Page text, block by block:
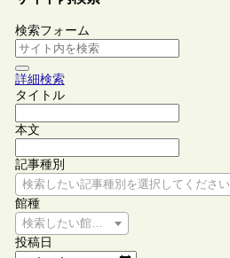
検索フォーム
詳細検索
タイトル
本文
記事種別
検索したい記事種別を選択してください
館種
検索したい館種を選択してください
投稿日